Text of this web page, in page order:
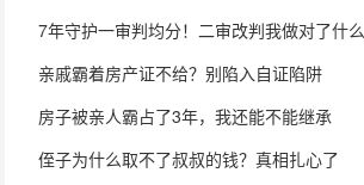
7年守护一审判均分！二审改判我做对了什么
亲戚霸着房产证不给？别陷入自证陷阱
房子被亲人霸占了3年，我还能不能继承
侄子为什么取不了叔叔的钱？真相扎心了